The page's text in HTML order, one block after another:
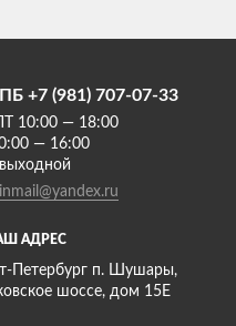
АДРЕС
Петербург п. Шушары,
шоссе, дом 15Е
+7 (981) 707-07-33
10:00 — 18:00
— 16:00